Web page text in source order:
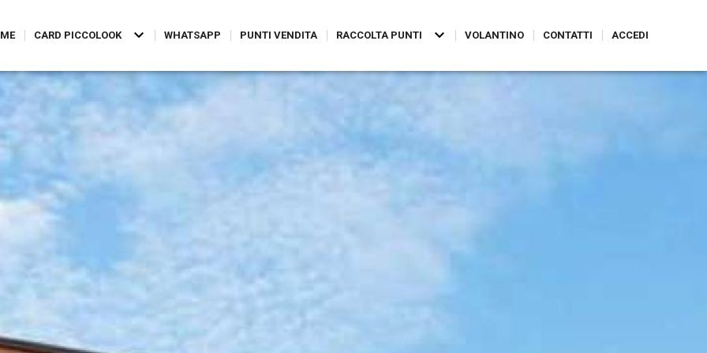
CARD PICCOLOOK WHATSAPP PUNTI VENDITA RACCOLTA PUNTI VOLANTINO CONTATTI ACCEDI